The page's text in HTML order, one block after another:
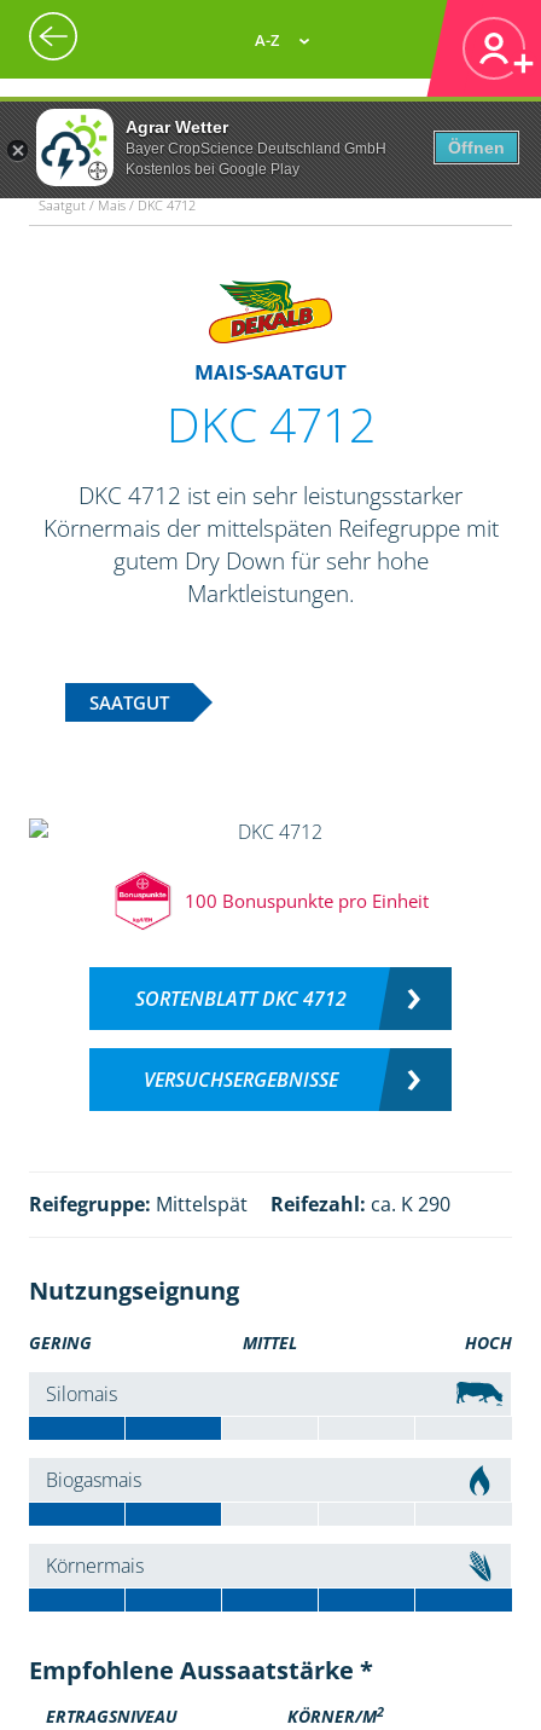
Agrar Wetter
Bayer CropScience Deutschland GmbH
Kostenlos bei Google Play
Öffnen
A-Z
Saatgut / Mais / DKC 4712
MAIS-SAATGUT
DKC 4712
DKC 4712 ist ein sehr leistungsstarker
Körnermais der mittelspäten Reifegruppe mit
gutem Dry Down für sehr hohe
Marktleistungen.
SAATGUT
100 Bonuspunkte pro Einheit
SORTENBLATT DKC 4712
VERSUCHSERGEBNISSE
Reifegruppe: Mittelspät Reifezahl: ca. K 290
Nutzungseignung
GERING MITTEL HOCH
Silomais
Biogasmais
Körnermais
Empfohlene Aussaatstärke *
ERTRAGSNIVEAU KÖRNER/M2